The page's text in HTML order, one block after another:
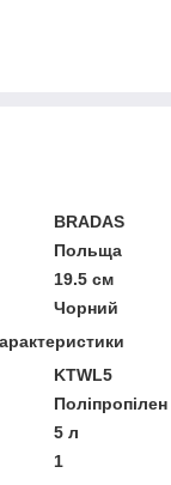
BRADAS
Польща
19.5 см
Чорний
KTWL5
Поліпропілен
5 л
1